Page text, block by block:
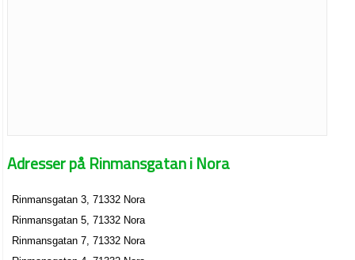
Adresser på Rinmansgatan i Nora
Rinmansgatan 3, 71332 Nora
Rinmansgatan 5, 71332 Nora
Rinmansgatan 7, 71332 Nora